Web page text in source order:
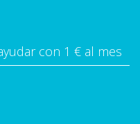
con 1 € al mes